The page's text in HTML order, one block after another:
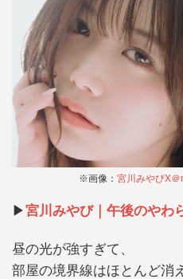
※画像： 宮川みやびX
▶︎宮川みやび｜午後のやわ
昼の光が強すぎて、
部屋の境界線はほとんど消